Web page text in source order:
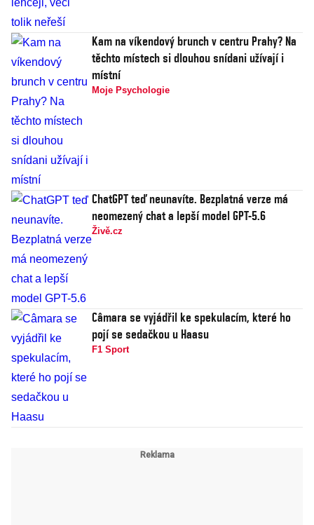
Kam na víkendový brunch v centru Prahy? Na
těchto místech si dlouhou snídani užívají i
místní
Moje Psychologie
ChatGPT teď neunavíte. Bezplatná verze má
neomezený chat a lepší model GPT-5.6
Živě.cz
Câmara se vyjádřil ke spekulacím, které ho
pojí se sedačkou u Haasu
F1 Sport